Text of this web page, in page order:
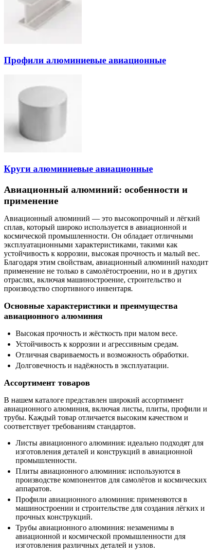
Профили алюминиевые авиационные
Круги алюминиевые авиационные
Авиационный алюминий: особенности и
применение
Авиационный алюминий — это высокопрочный и лёгкий
сплав, который широко используется в авиационной и
космической промышленности. Он обладает отличными
эксплуатационными характеристиками, такими как
устойчивость к коррозии, высокая прочность и малый вес.
Благодаря этим свойствам, авиационный алюминий находит
применение не только в самолётостроении, но и в других
отраслях, включая машиностроение, строительство и
производство спортивного инвентаря.
Основные характеристики и преимущества
авиационного алюминия
Высокая прочность и жёсткость при малом весе.
Устойчивость к коррозии и агрессивным средам.
Отличная свариваемость и возможность обработки.
Долговечность и надёжность в эксплуатации.
Ассортимент товаров
В нашем каталоге представлен широкий ассортимент
авиационного алюминия, включая листы, плиты, профили и
трубы. Каждый товар отличается высоким качеством и
соответствует требованиям стандартов.
Листы авиационного алюминия: идеально подходят для
изготовления деталей и конструкций в авиационной
промышленности.
Плиты авиационного алюминия: используются в
производстве компонентов для самолётов и космических
аппаратов.
Профили авиационного алюминия: применяются в
машиностроении и строительстве для создания лёгких и
прочных конструкций.
Трубы авиационного алюминия: незаменимы в
авиационной и космической промышленности для
изготовления различных деталей и узлов.